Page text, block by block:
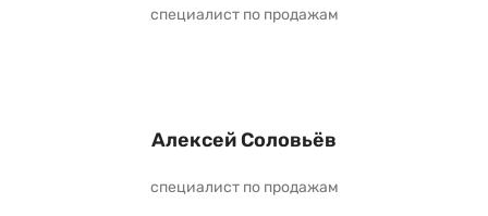
специалист по продажам
Алексей Соловьёв
специалист по продажам